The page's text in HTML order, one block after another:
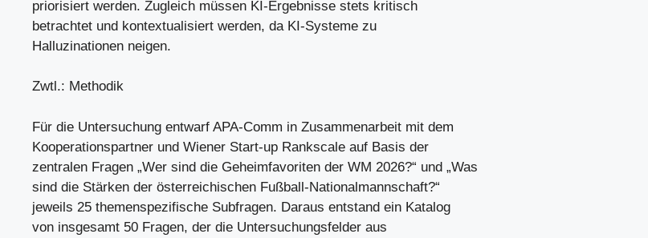
priorisiert werden. Zugleich müssen KI-Ergebnisse stets kritisch
betrachtet und kontextualisiert werden, da KI-Systeme zu
Halluzinationen neigen.
Zwtl.: Methodik
Für die Untersuchung entwarf APA-Comm in Zusammenarbeit mit dem
Kooperationspartner und Wiener Start-up Rankscale auf Basis der
zentralen Fragen „Wer sind die Geheimfavoriten der WM 2026?“ und „Was
sind die Stärken der österreichischen Fußball-Nationalmannschaft?“
jeweils 25 themenspezifische Subfragen. Daraus entstand ein Katalog
von insgesamt 50 Fragen, der die Untersuchungsfelder aus